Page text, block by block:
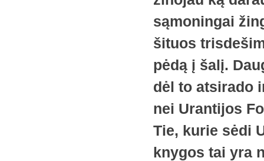
sąmoningai
šituos
pėdą į šalį.
dėl to atsirado
nei Urantijos
Tie, kurie sėdi
knygos tai yra